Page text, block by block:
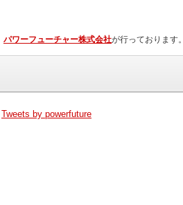
パワーフューチャー株式会社が行っております。
Tweets by powerfuture